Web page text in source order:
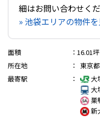
細はお問い合わせくだ
» 池袋エリアの物件
面積 ： 16.01
所在地
：
東京
最寄駅
：
大
大
巣
新